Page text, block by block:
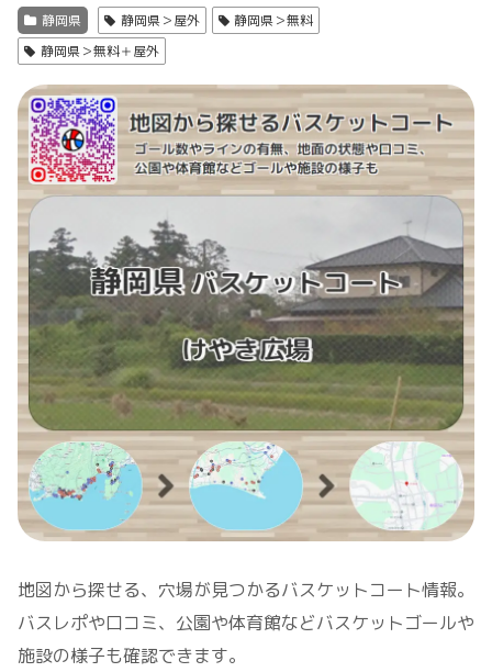
静岡県 静岡県＞屋外
静岡県＞無料
静岡県＞無料＋屋外
地図から探せる、穴場が見つかるバスケットコート情報。
バスレポや口コミ、公園や体育館などバスケットゴールや
施設の様子も確認できます。